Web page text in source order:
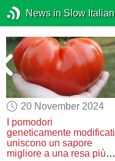
News in Slow Italian
20 November 2024
I pomodori
geneticamente modificati
uniscono un sapore
migliore a una resa più